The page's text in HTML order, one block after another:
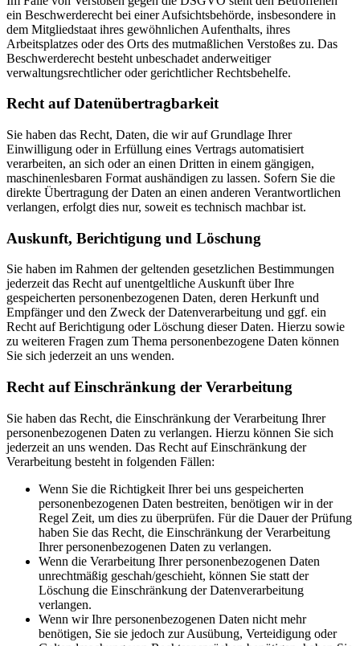
ein Beschwerderecht bei einer Aufsichtsbehörde, insbesondere in
dem Mitgliedstaat ihres gewöhnlichen Aufenthalts, ihres
Arbeitsplatzes oder des Orts des mutmaßlichen Verstoßes zu. Das
Beschwerderecht besteht unbeschadet anderweitiger
verwaltungsrechtlicher oder gerichtlicher Rechtsbehelfe.
Recht auf Daten­übertrag­barkeit
Sie haben das Recht, Daten, die wir auf Grundlage Ihrer
Einwilligung oder in Erfüllung eines Vertrags automatisiert
verarbeiten, an sich oder an einen Dritten in einem gängigen,
maschinenlesbaren Format aushändigen zu lassen. Sofern Sie die
direkte Übertragung der Daten an einen anderen Verantwortlichen
verlangen, erfolgt dies nur, soweit es technisch machbar ist.
Auskunft, Berichtigung und Löschung
Sie haben im Rahmen der geltenden gesetzlichen Bestimmungen
jederzeit das Recht auf unentgeltliche Auskunft über Ihre
gespeicherten personenbezogenen Daten, deren Herkunft und
Empfänger und den Zweck der Datenverarbeitung und ggf. ein
Recht auf Berichtigung oder Löschung dieser Daten. Hierzu sowie
zu weiteren Fragen zum Thema personenbezogene Daten können
Sie sich jederzeit an uns wenden.
Recht auf Einschränkung der Verarbeitung
Sie haben das Recht, die Einschränkung der Verarbeitung Ihrer
personenbezogenen Daten zu verlangen. Hierzu können Sie sich
jederzeit an uns wenden. Das Recht auf Einschränkung der
Verarbeitung besteht in folgenden Fällen:
Wenn Sie die Richtigkeit Ihrer bei uns gespeicherten
personenbezogenen Daten bestreiten, benötigen wir in der
Regel Zeit, um dies zu überprüfen. Für die Dauer der Prüfung
haben Sie das Recht, die Einschränkung der Verarbeitung
Ihrer personenbezogenen Daten zu verlangen.
Wenn die Verarbeitung Ihrer personenbezogenen Daten
unrechtmäßig geschah/geschieht, können Sie statt der
Löschung die Einschränkung der Datenverarbeitung
verlangen.
Wenn wir Ihre personenbezogenen Daten nicht mehr
benötigen, Sie sie jedoch zur Ausübung, Verteidigung oder